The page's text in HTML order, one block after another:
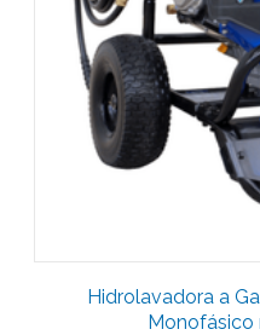
Hidrolavadora a
Monofásico